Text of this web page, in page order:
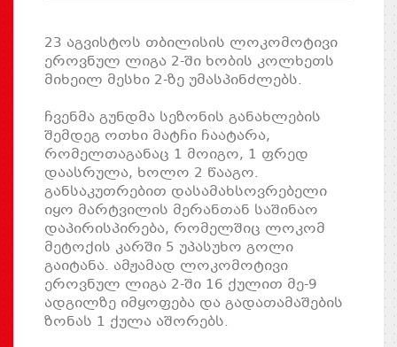
23 აგვისტოს თბილისის ლოკომოტივი
ეროვნულ ლიგა 2-ში ხობის კოლხეთს
მიხეილ მესხი 2-ზე უმასპინძლებს.
ჩვენმა გუნდმა სეზონის განახლების
შემდეგ ოთხი მატჩი ჩაატარა,
რომელთაგანაც 1 მოიგო, 1 ფრედ
დაასრულა, ხოლო 2 წააგო.
განსაკუთრებით დასამახსოვრებელი
იყო მარტვილის მერანთან საშინაო
დაპირისპირება, რომელშიც ლოკომ
მეტოქის კარში 5 უპასუხო გოლი
გაიტანა. ამჟამად ლოკომოტივი
ეროვნულ ლიგა 2-ში 16 ქულით მე-9
ადგილზე იმყოფება და გადათამაშების
ზონას 1 ქულა აშორებს.